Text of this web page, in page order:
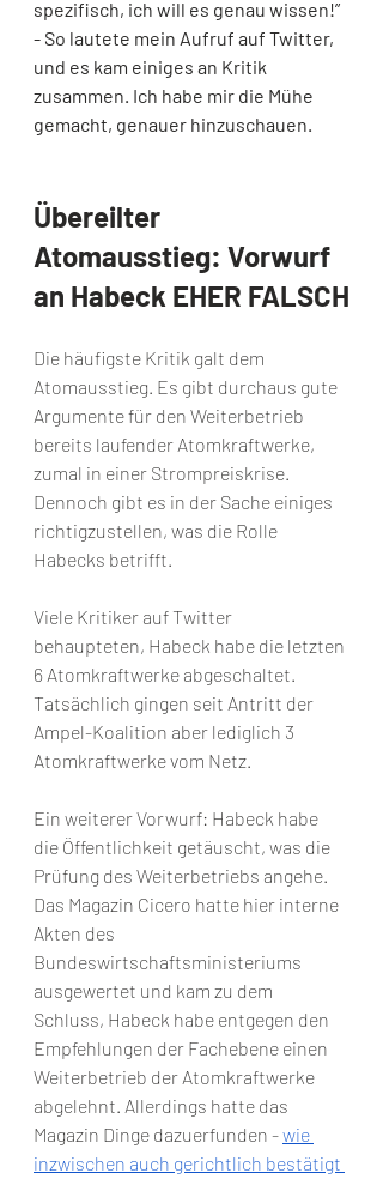
spezifisch, ich will es genau wissen!”
- So lautete mein Aufruf auf Twitter,
und es kam einiges an Kritik
zusammen. Ich habe mir die Mühe
gemacht, genauer hinzuschauen.
Übereilter
Atomausstieg: Vorwurf
an Habeck EHER FALSCH
Die häufigste Kritik galt dem
Atomausstieg. Es gibt durchaus gute
Argumente für den Weiterbetrieb
bereits laufender Atomkraftwerke,
zumal in einer Strompreiskrise.
Dennoch gibt es in der Sache einiges
richtigzustellen, was die Rolle
Habecks betrifft.
Viele Kritiker auf Twitter
behaupteten, Habeck habe die letzten
6 Atomkraftwerke abgeschaltet.
Tatsächlich gingen seit Antritt der
Ampel-Koalition aber lediglich 3
Atomkraftwerke vom Netz.
Ein weiterer Vorwurf: Habeck habe
die Öffentlichkeit getäuscht, was die
Prüfung des Weiterbetriebs angehe.
Das Magazin Cicero hatte hier interne
Akten des
Bundeswirtschaftsministeriums
ausgewertet und kam zu dem
Schluss, Habeck habe entgegen den
Empfehlungen der Fachebene einen
Weiterbetrieb der Atomkraftwerke
abgelehnt. Allerdings hatte das
Magazin Dinge dazuerfunden - wie
inzwischen auch gerichtlich bestätigt